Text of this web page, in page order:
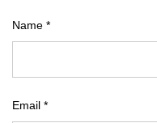
Name *
Email *